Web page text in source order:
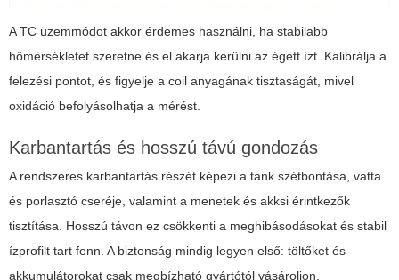
A TC üzemmódot akkor érdemes használni, ha stabilabb
hőmérsékletet szeretne és el akarja kerülni az égett ízt. Kalibrálja a
felezési pontot, és figyelje a coil anyagának tisztaságát, mivel
oxidáció befolyásolhatja a mérést.
Karbantartás és hosszú távú gondozás
A rendszeres karbantartás részét képezi a tank szétbontása, vatta
és porlasztó cseréje, valamint a menetek és akksi érintkezők
tisztítása. Hosszú távon ez csökkenti a meghibásodásokat és stabil
ízprofilt tart fenn. A biztonság mindig legyen első: töltőket és
akkumulátorokat csak megbízható gyártótól vásároljon.